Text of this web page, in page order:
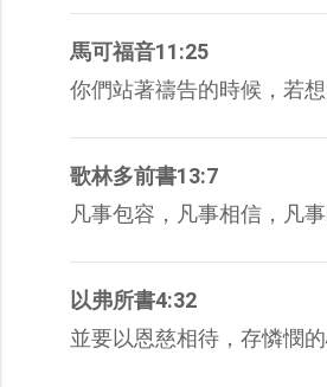
馬可福音11:25
你們站著禱告的時候，若
歌林多前書13:7
凡事包容，凡事相信，凡
以弗所書4:32
並要以恩慈相待，存憐憫